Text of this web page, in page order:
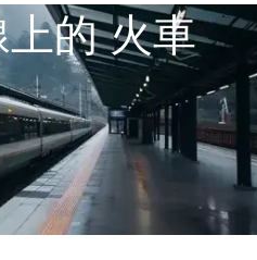
的 火車